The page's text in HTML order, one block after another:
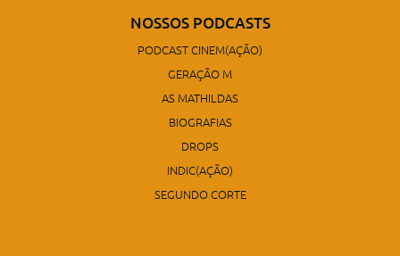
NOSSOS PODCASTS
PODCAST CINEM(AÇÃO)
GERAÇÃO M
AS MATHILDAS
BIOGRAFIAS
DROPS
INDIC(AÇÃO)
SEGUNDO CORTE